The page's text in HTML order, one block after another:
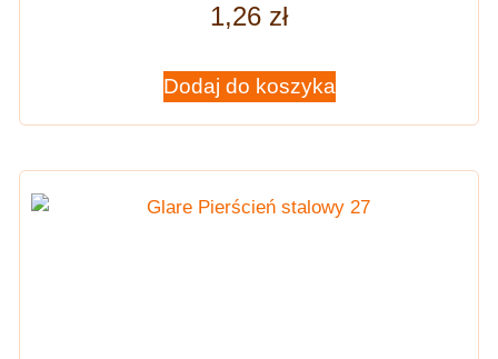
1,26 zł
Dodaj do koszyka